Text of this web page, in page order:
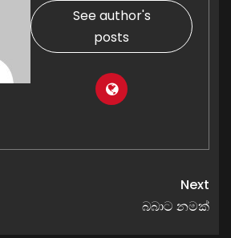
See author's
posts
Next
බබාට නමක්